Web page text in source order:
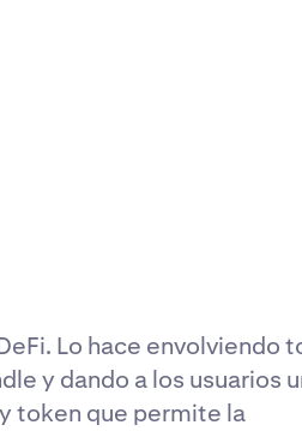
Lo hace envolviendo
y dando a los usuarios
token que permite la